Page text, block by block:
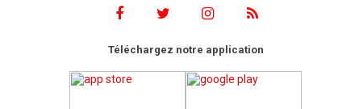
Téléchargez notre application